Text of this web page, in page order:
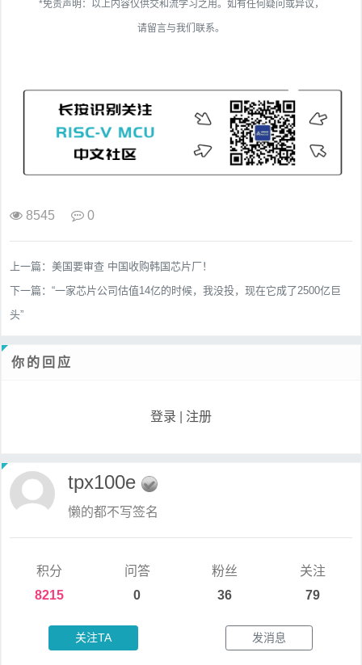
*免责声明：以上内容仅供交和流学习之用。如有任何疑问或异议，
请留言与我们联系。
8545 0
上一篇： 美国要审查 中国收购韩国芯片厂！
下一篇： “一家芯片公司估值14亿的时候，我没投，现在它成了2500亿巨
头”
你的回应
登录 注册
tpx100e
懒的都不写签名
积分
8215
问答
0
粉丝
36
关注
79
关注TA 发消息